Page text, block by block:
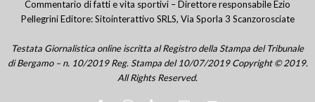
Commentario di fatti e vita sportivi – Direttore responsabile Ezio
Pellegrini Editore: Sitointerattivo SRLS, Via Sporla 3 Scanzorosciate
Testata Giornalistica online iscritta al Registro della Stampa del Tribunale
di Bergamo – n. 10/2019 Reg. Stampa del 10/07/2019 Copyright © 2019.
All Rights Reserved.